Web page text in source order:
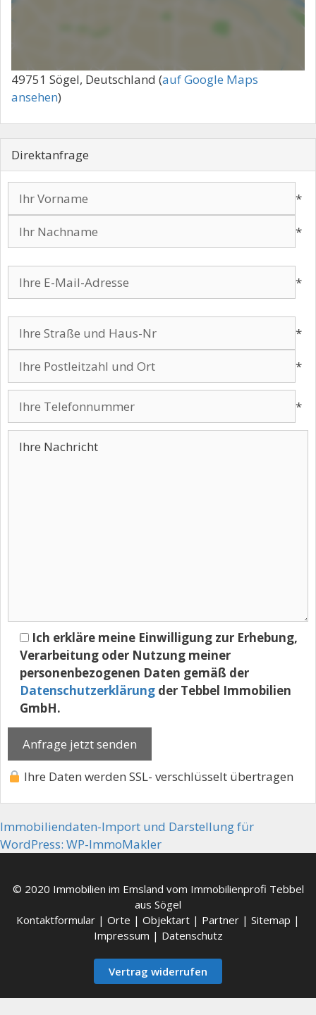
49751 Sögel, Deutschland (auf Google Maps
ansehen)
Direktanfrage
*
*
Bitte lasse dieses Feld leer.
Bitte lasse dieses Feld leer.
*
Bitte lasse dieses Feld leer.
*
*
*
Ich erkläre meine Einwilligung zur Erhebung,
Verarbeitung oder Nutzung meiner
personenbezogenen Daten gemäß der
Datenschutzerklärung der Tebbel Immobilien
GmbH.
Ihre Daten werden SSL- verschlüsselt übertragen
Immobiliendaten-Import und Darstellung für
WordPress: WP-ImmoMakler
© 2020 Immobilien im Emsland vom Immobilienprofi Tebbel
aus Sögel
Kontaktformular | Orte | Objektart | Partner | Sitemap |
Impressum | Datenschutz
Vertrag widerrufen